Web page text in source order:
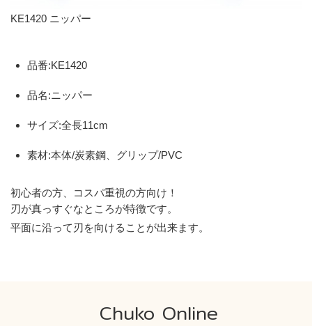
KE1420 ニッパー
品番:KE1420
品名:ニッパー
サイズ:全長11cm
素材:本体/炭素鋼、グリップ/PVC
初心者の方、コスパ重視の方向け！
刃が真っすぐなところが特徴です。
平面に沿って刃を向けることが出来ます。
Chuko Online